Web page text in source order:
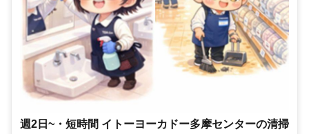
週2日~・短時間 イトーヨーカドー多摩センターの清掃